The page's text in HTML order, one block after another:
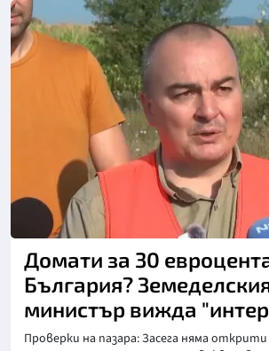
Снимка: Нова телевизия
Домати за 30
България?
министър вижда
аномалии"
Проверки на пазара: Засега няма